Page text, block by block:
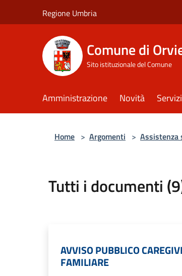
Regione Umbria
Comune di
Sito istituzionale del Comune
Amministrazione Novità Servizi
Home > Argomenti > Assistenza
Tutti i documenti
AVVISO PUBBLICO
FAMILIARE